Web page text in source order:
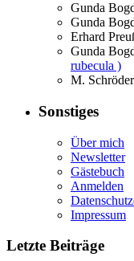
Gunda
Gunda
Erhard
Gunda
rubecula )
M. Schröder
Sonstiges
Über mich
Newsletter
Gästebuch
Anmelden
Impressum
Letzte Beiträge